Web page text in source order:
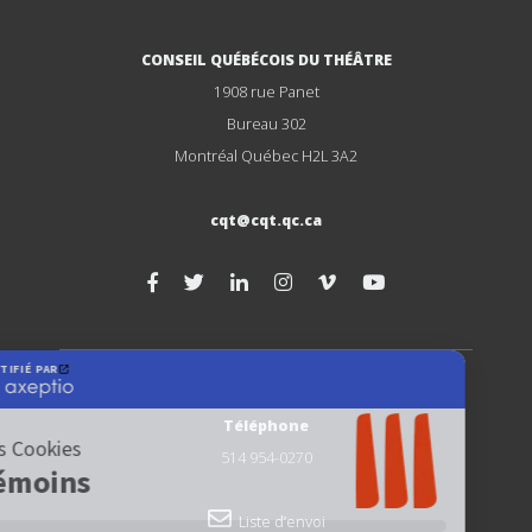
CONSEIL QUÉBÉCOIS DU THÉÂTRE
1908 rue Panet
Bureau 302
Montréal Québec H2L 3A2
cqt@cqt.qc.ca
Téléphone
514 954-0270
Liste d’envoi